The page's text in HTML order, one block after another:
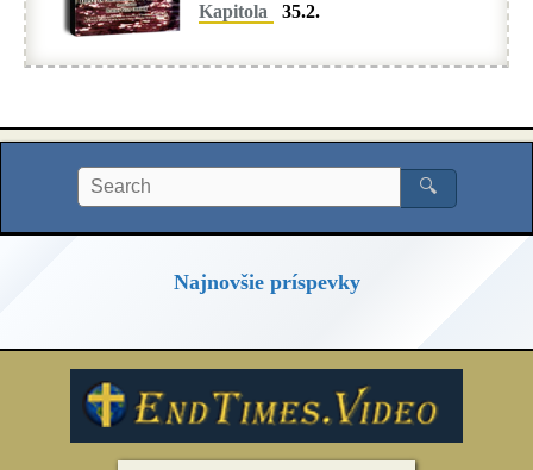
Kapitola 35.2.
🔍
Najnovšie príspevky